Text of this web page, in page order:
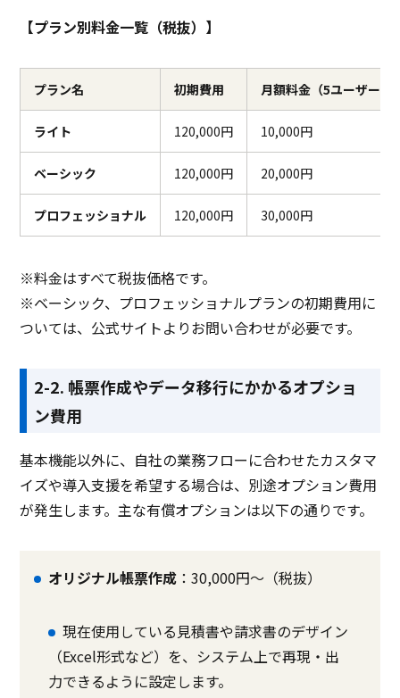
【プラン別料金一覧（税抜）】
プラン名 初期費用 月額料金（5ユーザーま
ライト 120,000円 10,000円
ベーシック 120,000円 20,000円
プロフェッショナル 120,000円 30,000円
※料金はすべて税抜価格です。
※ベーシック、プロフェッショナルプランの初期費用に
ついては、公式サイトよりお問い合わせが必要です。
2-2. 帳票作成やデータ移行にかかるオプショ
ン費用
基本機能以外に、自社の業務フローに合わせたカスタマ
イズや導入支援を希望する場合は、別途オプション費用
が発生します。主な有償オプションは以下の通りです。
オリジナル帳票作成 ：30,000円〜（税抜）
現在使用している見積書や請求書のデザイン
（Excel形式など）を、システム上で再現・出
力できるように設定します。